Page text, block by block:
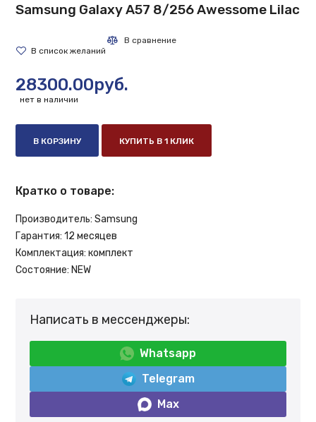
Samsung Galaxy A57 8/256 Awessome Lilac
28300.00руб.
нет в наличии
В КОРЗИНУ КУПИТЬ В 1 КЛИК
Кратко о товаре:
Производитель: Samsung
Гарантия: 12 месяцев
Комплектация: комплект
Состояние: NEW
Написать в мессенджеры:
Whatsapp
Telegram
Max